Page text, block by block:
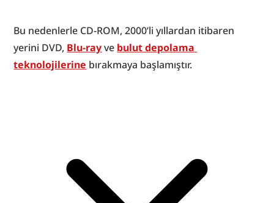
Bu nedenlerle CD-ROM, 2000’li yıllardan itibaren
yerini DVD, Blu-ray ve bulut depolama
teknolojilerine bırakmaya başlamıştır.